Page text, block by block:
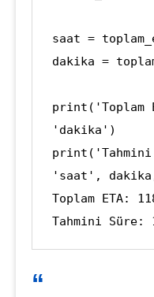
saat =
dakika =
print('Toplam
'dakika')
'saat',
Toplam ETA: